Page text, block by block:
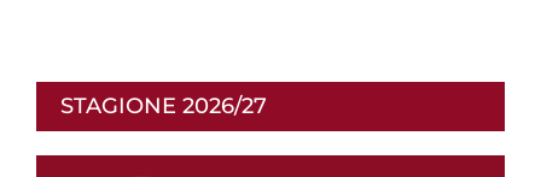
STAGIONE 2026/27